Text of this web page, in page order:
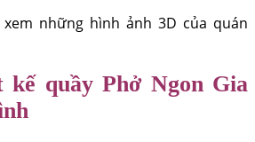
xem những hình ảnh 3D của quán
quầy Phở Ngon Gia